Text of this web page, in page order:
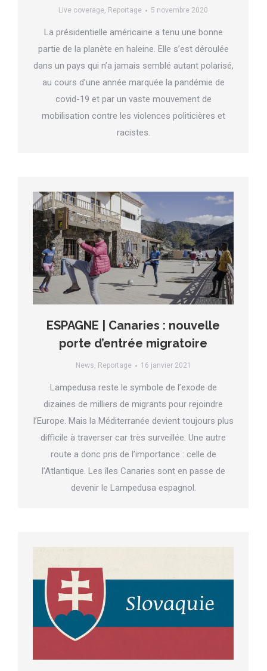
Live coverage, Reportage 5 novembre 2020
La présidentielle américaine a tenu une bonne
partie de la planète en haleine. Elle s’est déroulée
dans un pays qui n’a jamais semblé autant polarisé,
au cours d’une année marquée la pandémie de
covid-19 et par un vaste mouvement de
mobilisation contre les violences politicières et
racistes.
ESPAGNE | Canaries : nouvelle
porte d’entrée migratoire
News, Reportage 16 janvier 2021
Lampedusa reste le symbole de l’exode de
dizaines de milliers de migrants pour rejoindre
l’Europe. Mais la Méditerranée devient toujours plus
difficile à traverser car très surveillée. Une autre
route a donc pris de l’importance : celle de
l’Atlantique. Les îles Canaries sont en passe de
devenir le Lampedusa espagnol.